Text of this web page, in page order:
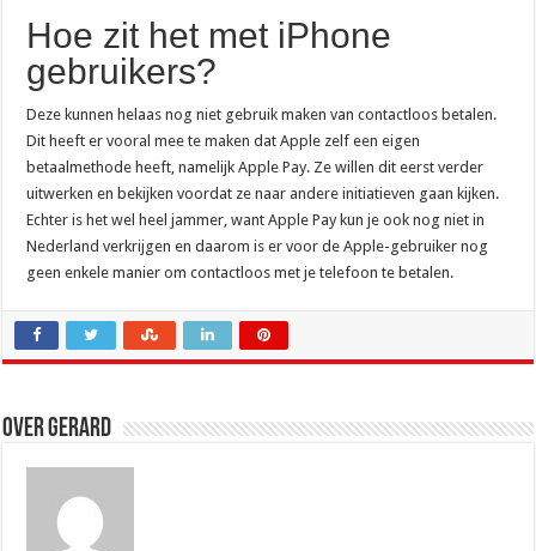
Hoe zit het met iPhone
gebruikers?
Deze kunnen helaas nog niet gebruik maken van contactloos betalen.
Dit heeft er vooral mee te maken dat Apple zelf een eigen
betaalmethode heeft, namelijk Apple Pay. Ze willen dit eerst verder
uitwerken en bekijken voordat ze naar andere initiatieven gaan kijken.
Echter is het wel heel jammer, want Apple Pay kun je ook nog niet in
Nederland verkrijgen en daarom is er voor de Apple-gebruiker nog
geen enkele manier om contactloos met je telefoon te betalen.
Over Gerard